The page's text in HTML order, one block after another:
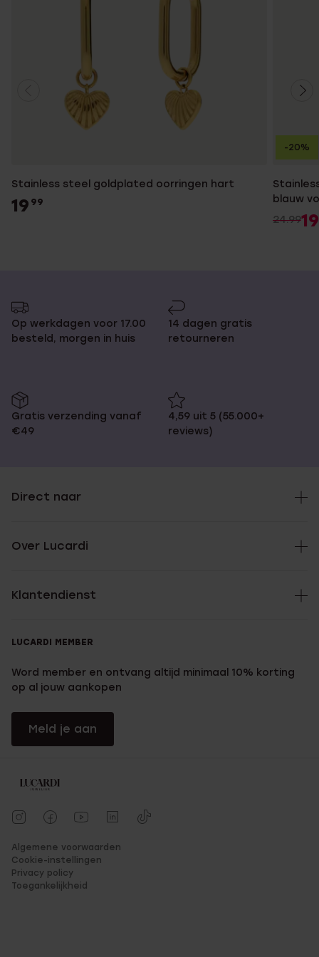
Stainless steel goldplated oorringen hart
19 99
blauw
24.9919
-20%
Op werkdagen voor 17.00
besteld, morgen in huis
14 dagen gratis
retourneren
Gratis verzending vanaf
€49
4,59 uit 5 (55.000+
reviews)
Direct naar
Over Lucardi
Klantendienst
LUCARDI MEMBER
Word member en ontvang altijd minimaal 10% korting
op al jouw aankopen
Meld je aan
Algemene voorwaarden
Cookie-instellingen
Privacy policy
Toegankelijkheid